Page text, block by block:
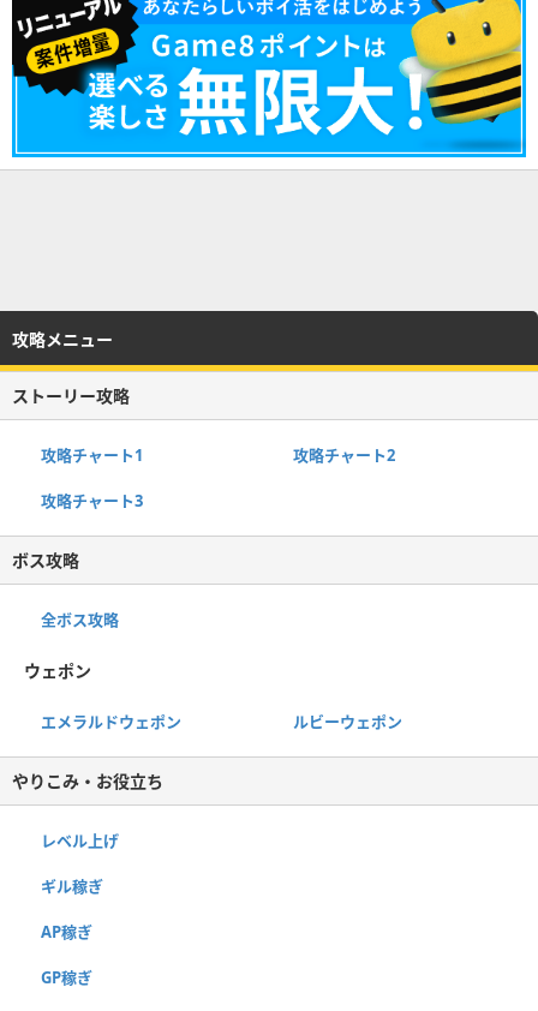
攻略メニュー
ストーリー攻略
攻略チャート1 攻略チャート2
攻略チャート3
ボス攻略
全ボス攻略
ウェポン
エメラルドウェポン ルビーウェポン
やりこみ・お役立ち
レベル上げ
ギル稼ぎ
AP稼ぎ
GP稼ぎ